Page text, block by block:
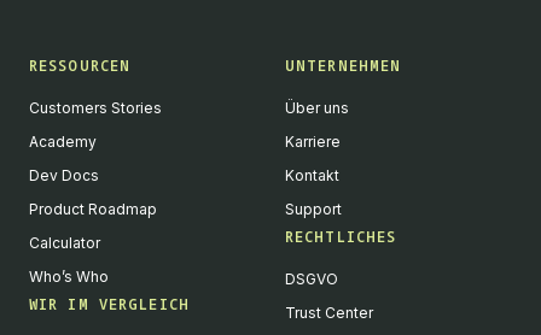
RESSOURCEN
Customers Stories
Academy
Dev Docs
Product Roadmap
Calculator
Who’s Who
WIR IM VERGLEICH
UNTERNEHMEN
Über uns
Karriere
Kontakt
Support
RECHTLICHES
DSGVO
Trust Center